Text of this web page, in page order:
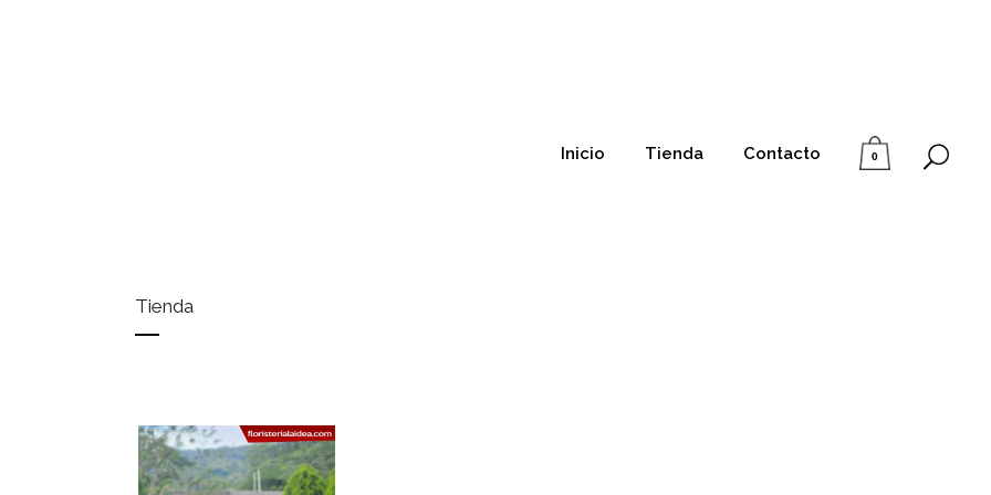
Inicio Tienda Contacto 0
Tienda